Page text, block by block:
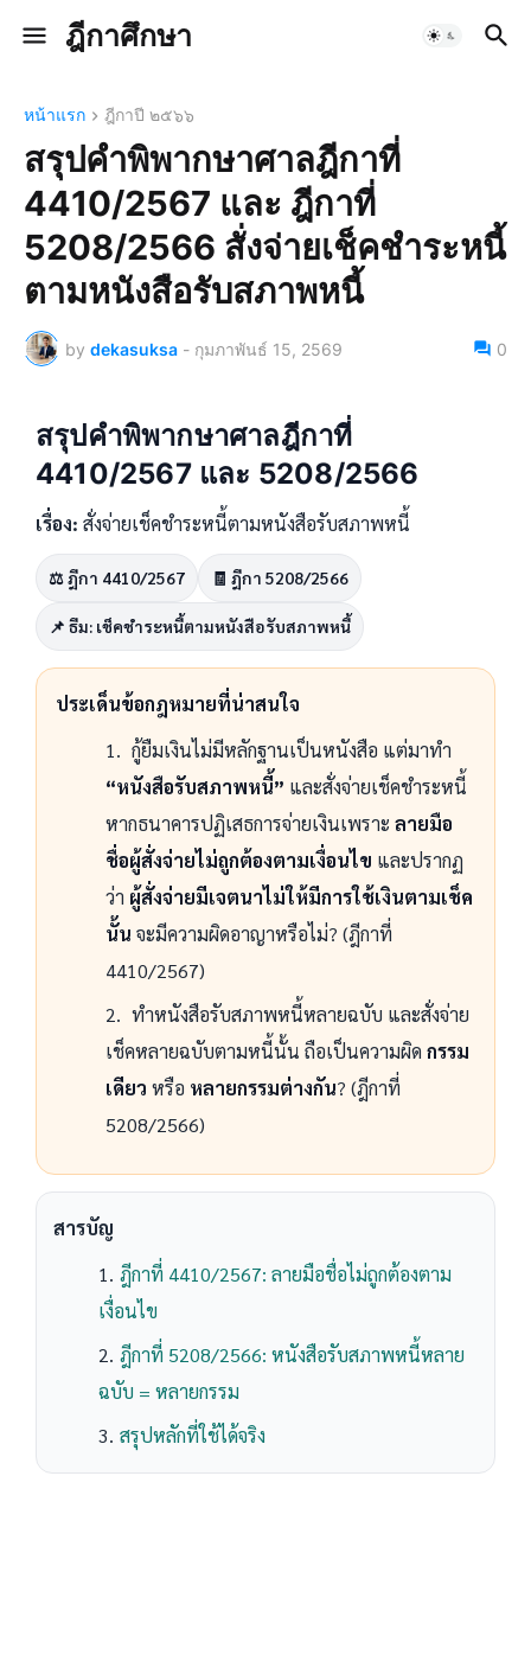
ฎีกาศึกษา
หน้าแรก ฎีกาปี ๒๕๖๖
สรุปคำพิพากษาศาลฎีกาที่
4410/2567 และ ฎีกาที่
5208/2566 สั่งจ่ายเช็คชำระหนี้
ตามหนังสือรับสภาพหนี้
by dekasuksa - กุมภาพันธ์ 15, 2569 0
สรุปคำพิพากษาศาลฎีกาที่
4410/2567 และ 5208/2566
เรื่อง: สั่งจ่ายเช็คชำระหนี้ตามหนังสือรับสภาพหนี้
⚖️ ฎีกา 4410/2567 🧾 ฎีกา 5208/2566
📌 ธีม: เช็คชำระหนี้ตามหนังสือรับสภาพหนี้
ประเด็นข้อกฎหมายที่น่าสนใจ
กู้ยืมเงินไม่มีหลักฐานเป็นหนังสือ แต่มาทำ
“หนังสือรับสภาพหนี้” และสั่งจ่ายเช็คชำระหนี้
หากธนาคารปฏิเสธการจ่ายเงินเพราะ ลายมือ
ชื่อผู้สั่งจ่ายไม่ถูกต้องตามเงื่อนไข และปรากฏ
ว่า ผู้สั่งจ่ายมีเจตนาไม่ให้มีการใช้เงินตามเช็ค
นั้น จะมีความผิดอาญาหรือไม่? (ฎีกาที่
4410/2567)
ทำหนังสือรับสภาพหนี้หลายฉบับ และสั่งจ่าย
เช็คหลายฉบับตามหนี้นั้น ถือเป็นความผิด กรรม
เดียว หรือ หลายกรรมต่างกัน? (ฎีกาที่
5208/2566)
สารบัญ
ฎีกาที่ 4410/2567: ลายมือชื่อไม่ถูกต้องตาม
เงื่อนไข
ฎีกาที่ 5208/2566: หนังสือรับสภาพหนี้หลาย
ฉบับ = หลายกรรม
สรุปหลักที่ใช้ได้จริง